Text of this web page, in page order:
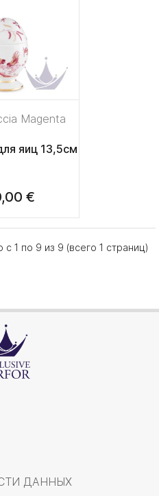
Magenta
яиц 13,5см
€
с 1 по 9 из 9 (всего 1 страниц)
ДАННЫХ